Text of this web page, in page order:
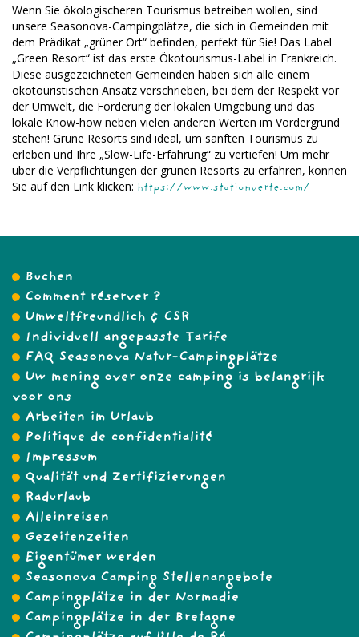
Wenn Sie ökologischeren Tourismus betreiben wollen, sind
unsere Seasonova-Campingplätze, die sich in Gemeinden mit
dem Prädikat „grüner Ort“ befinden, perfekt für Sie! Das Label
„Green Resort“ ist das erste Ökotourismus-Label in Frankreich.
Diese ausgezeichneten Gemeinden haben sich alle einem
ökotouristischen Ansatz verschrieben, bei dem der Respekt vor
der Umwelt, die Förderung der lokalen Umgebung und das
lokale Know-how neben vielen anderen Werten im Vordergrund
stehen! Grüne Resorts sind ideal, um sanften Tourismus zu
erleben und Ihre „Slow-Life-Erfahrung“ zu vertiefen! Um mehr
über die Verpflichtungen der grünen Resorts zu erfahren, können
Sie auf den Link klicken: https://www.stationverte.com/
Buchen
Comment réserver ?
Umweltfreundlich & CSR
Individuell angepasste Tarife
FAQ Seasonova Natur-Campingplätze
Uw mening over onze camping is belangrijk
voor ons
Arbeiten im Urlaub
Politique de confidentialité
Impressum
Qualität und Zertifizierungen
Radurlaub
Alleinreisen
Gezeitenzeiten
Eigentümer werden
Seasonova Camping Stellenangebote
Campingplätze in der Normadie
Campingplätze in der Bretagne